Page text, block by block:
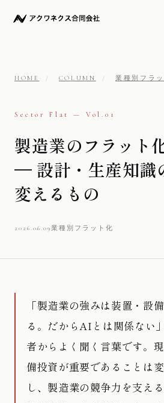
HOME / COLUMN / 業種別フラ
Sector Flat — Vol.01
製造業のフラット
— 設計・生産知識
変えるもの
2026.06.09業種別フラット化
「製造業の強みは装置・設
る。だからAIとは関係な
者からよく聞く言葉です。
備投資が重要であることは
し、製造業の競争力を支